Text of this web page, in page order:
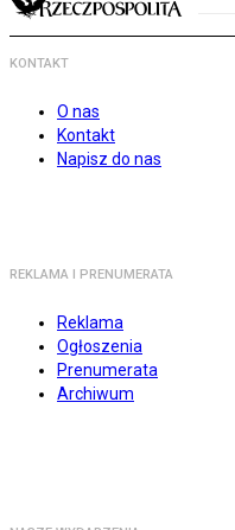
KONTAKT
O nas
Kontakt
Napisz do nas
REKLAMA I PRENUMERATA
Reklama
Ogłoszenia
Prenumerata
Archiwum